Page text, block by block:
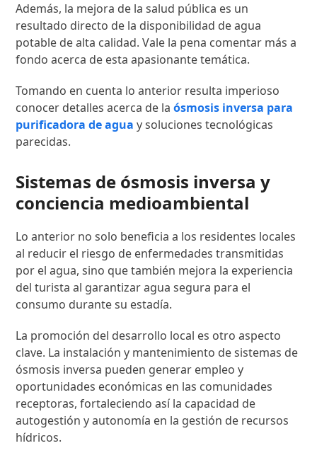
Además, la mejora de la salud pública es un
resultado directo de la disponibilidad de agua
potable de alta calidad. Vale la pena comentar más a
fondo acerca de esta apasionante temática.
Tomando en cuenta lo anterior resulta imperioso
conocer detalles acerca de laósmosis inversa para
purificadora de agua y soluciones tecnológicas
parecidas.
Sistemas de ósmosis inversa y
conciencia medioambiental
Lo anterior no solo beneficia a los residentes locales
al reducir el riesgo de enfermedades transmitidas
por el agua, sino que también mejora la experiencia
del turista al garantizar agua segura para el
consumo durante su estadía.
La promoción del desarrollo local es otro aspecto
clave. La instalación y mantenimiento de sistemas de
ósmosis inversa pueden generar empleo y
oportunidades económicas en las comunidades
receptoras, fortaleciendo así la capacidad de
autogestión y autonomía en la gestión de recursos
hídricos.